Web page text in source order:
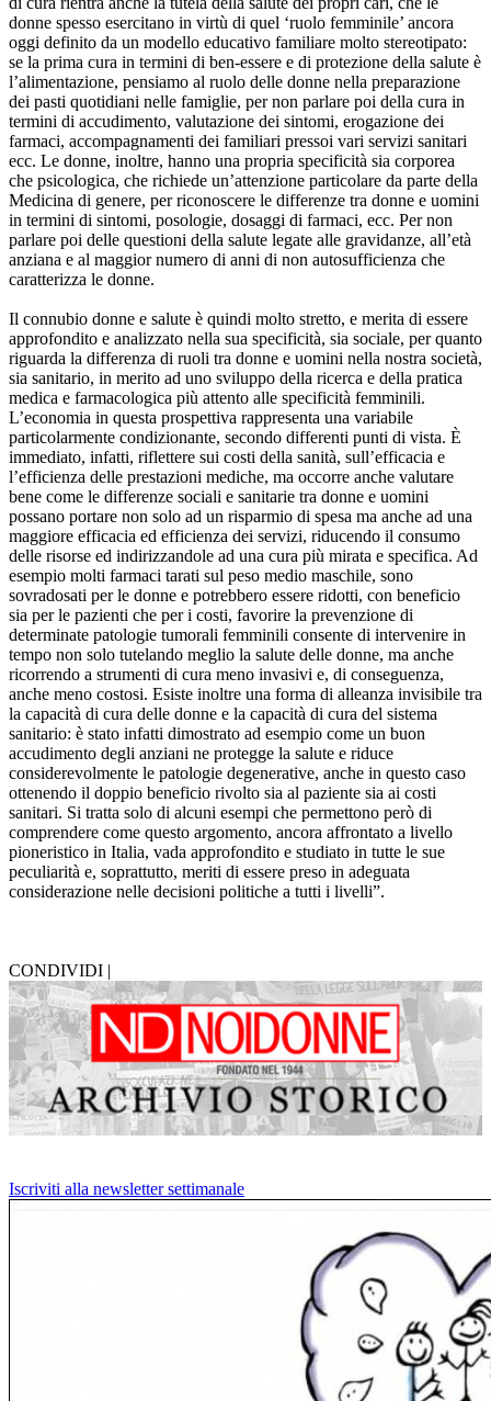
donne spesso esercitano in virtù di quel ‘ruolo femminile’ ancora
oggi definito da un modello educativo familiare molto stereotipato:
se la prima cura in termini di ben-essere e di protezione della salute è
l’alimentazione, pensiamo al ruolo delle donne nella preparazione
dei pasti quotidiani nelle famiglie, per non parlare poi della cura in
termini di accudimento, valutazione dei sintomi, erogazione dei
farmaci, accompagnamenti dei familiari pressoi vari servizi sanitari
ecc. Le donne, inoltre, hanno una propria specificità sia corporea
che psicologica, che richiede un’attenzione particolare da parte della
Medicina di genere, per riconoscere le differenze tra donne e uomini
in termini di sintomi, posologie, dosaggi di farmaci, ecc. Per non
parlare poi delle questioni della salute legate alle gravidanze, all’età
anziana e al maggior numero di anni di non autosufficienza che
caratterizza le donne.
Il connubio donne e salute è quindi molto stretto, e merita di essere
approfondito e analizzato nella sua specificità, sia sociale, per quanto
riguarda la differenza di ruoli tra donne e uomini nella nostra società,
sia sanitario, in merito ad uno sviluppo della ricerca e della pratica
medica e farmacologica più attento alle specificità femminili.
L’economia in questa prospettiva rappresenta una variabile
particolarmente condizionante, secondo differenti punti di vista. È
immediato, infatti, riflettere sui costi della sanità, sull’efficacia e
l’efficienza delle prestazioni mediche, ma occorre anche valutare
bene come le differenze sociali e sanitarie tra donne e uomini
possano portare non solo ad un risparmio di spesa ma anche ad una
maggiore efficacia ed efficienza dei servizi, riducendo il consumo
delle risorse ed indirizzandole ad una cura più mirata e specifica. Ad
esempio molti farmaci tarati sul peso medio maschile, sono
sovradosati per le donne e potrebbero essere ridotti, con beneficio
sia per le pazienti che per i costi, favorire la prevenzione di
determinate patologie tumorali femminili consente di intervenire in
tempo non solo tutelando meglio la salute delle donne, ma anche
ricorrendo a strumenti di cura meno invasivi e, di conseguenza,
anche meno costosi. Esiste inoltre una forma di alleanza invisibile tra
la capacità di cura delle donne e la capacità di cura del sistema
sanitario: è stato infatti dimostrato ad esempio come un buon
accudimento degli anziani ne protegge la salute e riduce
considerevolmente le patologie degenerative, anche in questo caso
ottenendo il doppio beneficio rivolto sia al paziente sia ai costi
sanitari. Si tratta solo di alcuni esempi che permettono però di
comprendere come questo argomento, ancora affrontato a livello
pioneristico in Italia, vada approfondito e studiato in tutte le sue
peculiarità e, soprattutto, meriti di essere preso in adeguata
considerazione nelle decisioni politiche a tutti i livelli”.
CONDIVIDI |
Iscriviti alla newsletter settimanale